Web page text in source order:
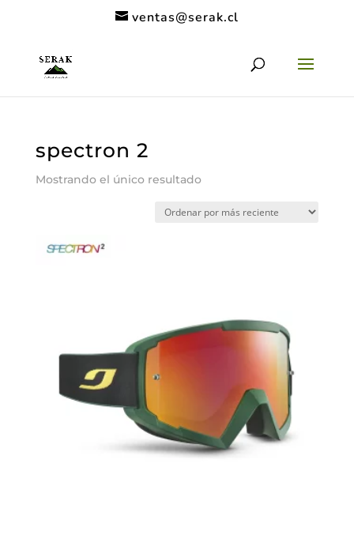
ventas@serak.cl
spectron 2
Mostrando el único resultado